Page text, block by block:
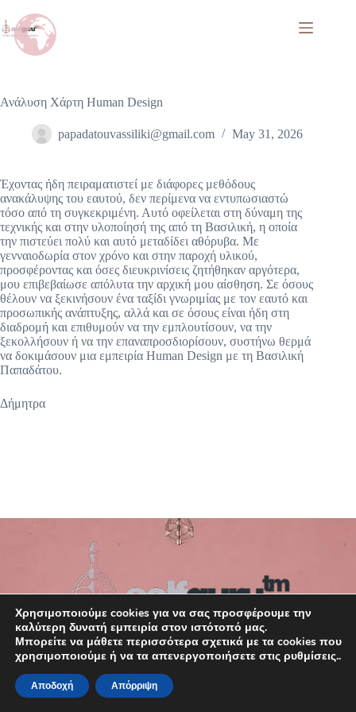
Ανάλυση Χάρτη Human Design
papadatouvassiliki@gmail.com May 31, 2026
Έχοντας ήδη πειραματιστεί με διάφορες μεθόδους
ανακάλυψης του εαυτού, δεν περίμενα να εντυπωσιαστώ
τόσο από τη συγκεκριμένη. Αυτό οφείλεται στη δύναμη της
τεχνικής και στην υλοποίησή της από τη Βασιλική, η οποία
την πιστεύει πολύ και αυτό μεταδίδει αθόρυβα. Με
γενναιοδωρία στον χρόνο και στην παροχή υλικού,
προσφέροντας και όσες διευκρινίσεις ζητήθηκαν αργότερα,
μου επιβεβαίωσε απόλυτα την αρχική μου αίσθηση. Σε όσους
θέλουν να ξεκινήσουν ένα ταξίδι γνωριμίας με τον εαυτό και
προσωπικής ανάπτυξης, αλλά και σε όσους είναι ήδη στη
διαδρομή και επιθυμούν να την εμπλουτίσουν, να την
ξεκολλήσουν ή να την επαναπροσδιορίσουν, συστήνω θερμά
να δοκιμάσουν μια εμπειρία Human Design με τη Βασιλική
Παπαδάτου.
Δήμητρα
Copyright © 2026 SelfGuru. Your Map. Your magic.
Χρησιμοποιούμε cookies για να σας προσφέρουμε την
καλύτερη δυνατή εμπειρία στον ιστότοπό μας.
Μπορείτε να μάθετε περισσότερα σχετικά με τα cookies που
χρησιμοποιούμε ή να τα απενεργοποιήσετε στις ρυθμίσεις..
Αποδοχή Απόρριψη